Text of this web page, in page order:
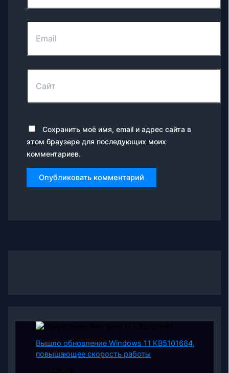
Сохранить моё имя, email и адрес сайта в
этом браузере для последующих моих
комментариев.
Вышло обновление Windows 11 KB5101684,
повышающее скорость работы